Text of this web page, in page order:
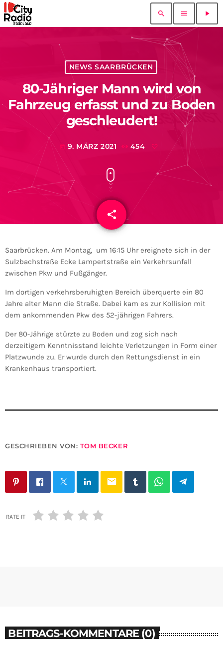
search menu play_arrow
NEWS SAARBRÜCKEN
80-Jähriger Mann wird von
Fahrzeug erfasst und zu Boden
geschleudert!
today 9. MÄRZ 2021 454
share
email
Saarbrücken. Am Montag, um 16:15 Uhr ereignete sich in der
Sulzbachstraße Ecke Lampertstraße ein Verkehrsunfall
zwischen Pkw und Fußgänger.
Im dortigen verkehrsberuhigten Bereich überquerte ein 80
Jahre alter Mann die Straße. Dabei kam es zur Kollision mit
dem ankommenden Pkw des 52-jährigen Fahrers.
Der 80-Jährige stürzte zu Boden und zog sich nach
derzeitigem Kenntnisstand leichte Verletzungen in Form einer
Platzwunde zu. Er wurde durch den Rettungsdienst in ein
Krankenhaus transportiert.
GESCHRIEBEN VON: TOM BECKER
email
RATE IT
BEITRAGS-KOMMENTARE (0)